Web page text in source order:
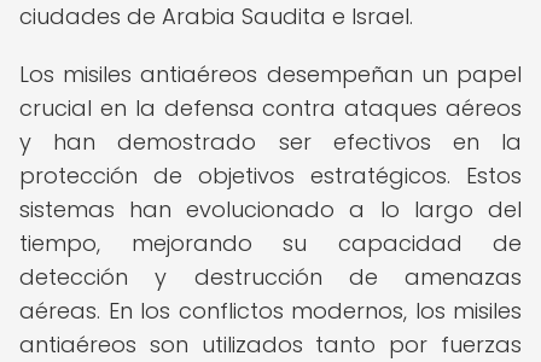
ciudades de Arabia Saudita e Israel.
Los misiles antiaéreos desempeñan un papel
crucial en la defensa contra ataques aéreos
y han demostrado ser efectivos en la
protección de objetivos estratégicos. Estos
sistemas han evolucionado a lo largo del
tiempo, mejorando su capacidad de
detección y destrucción de amenazas
aéreas. En los conflictos modernos, los misiles
antiaéreos son utilizados tanto por fuerzas